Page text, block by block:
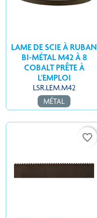
LAME DE SCIE À RUBAN
BI-MÉTAL M42 À 8
COBALT PRÊTE À
L'EMPLOI
LSR.LEM.M42
MÉTAL
favorite_border